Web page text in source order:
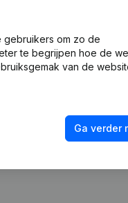
gebruikers om zo de
te begrijpen hoe de
van de
Ga verder
Compliance &